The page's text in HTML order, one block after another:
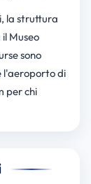
la struttura
Museo
sono
l'aeroporto di
per chi